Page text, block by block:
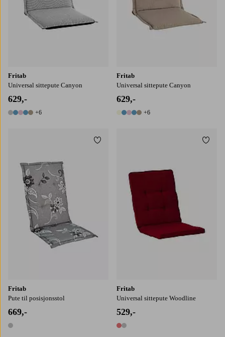
Fritab
Universal sittepute Canyon
629,-
11 farger
+6
Fritab
Universal sittepute Canyon
629,-
11 farger
+6
Fritab
Pute til posisjonsstol
669,-
1 farge
Legg til favoritter
Fritab
Universal sittepute Woodline
529,-
2 farger